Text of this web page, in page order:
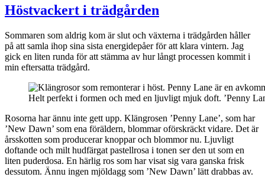
julstjärnan
till
Höstvackert i trädgården
Sommaren som aldrig kom är slut och växterna i trädgården håller
på att samla ihop sina sista energidepåer för att klara vintern. Jag
gick en liten runda för att stämma av hur långt processen kommit i
min eftersatta trädgård.
Helt perfekt i formen och med en ljuvligt mjuk doft. ’Penny
Rosorna har ännu inte gett upp. Klängrosen ’Penny Lane’, som har
’New Dawn’ som ena föräldern, blommar oförskräckt vidare. Det är
årsskotten som producerar knoppar och blommor nu. Ljuvligt
doftande och milt hudfärgat pastellrosa i tonen ser den ut som en
liten puderdosa. En härlig ros som har visat sig vara ganska frisk
dessutom. Ännu ingen mjöldagg som ’New Dawn’ lätt drabbas av.